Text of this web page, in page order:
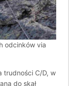
odcinków via
trudności C/D, w
do skał